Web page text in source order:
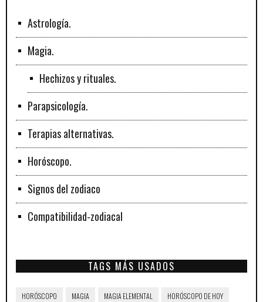
Astrología.
Magia.
Hechizos y rituales.
Parapsicología.
Terapias alternativas.
Horóscopo.
Signos del zodiaco
Compatibilidad-zodiacal
TAGS MÁS USADOS
HORÓSCOPO MAGIA MAGIA ELEMENTAL HORÓSCOPO DE HOY